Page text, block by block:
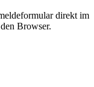
direkt im
Browser.